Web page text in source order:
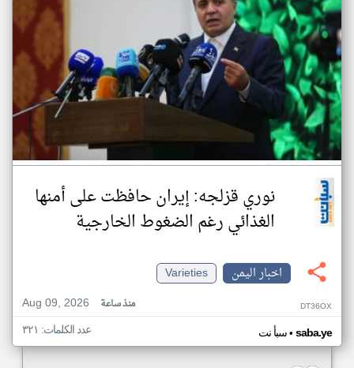
نوري قزلجه: إيران حافظت على أمنها
الغذائي رغم الضغوط الخارجية
اخبار اليمن
Varieties
Aug 09, 2026
منذ ساعة DT36OX
سبأ نت• saba.ye عدد الكلمات: ٣٢١